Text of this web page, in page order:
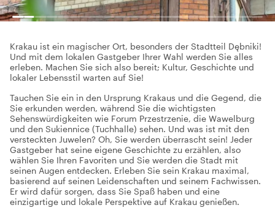
Krakau ist ein magischer Ort, besonders der Stadtteil Dębniki!
Und mit dem lokalen Gastgeber Ihrer Wahl werden Sie alles
erleben. Machen Sie sich also bereit; Kultur, Geschichte und
lokaler Lebensstil warten auf Sie!
Tauchen Sie ein in den Ursprung Krakaus und die Gegend, die
Sie erkunden werden, während Sie die wichtigsten
Sehenswürdigkeiten wie Forum Przestrzenie, die Wawelburg
und den Sukiennice (Tuchhalle) sehen. Und was ist mit den
versteckten Juwelen? Oh, Sie werden überrascht sein! Jeder
Gastgeber hat seine eigene Geschichte zu erzählen, also
wählen Sie Ihren Favoriten und Sie werden die Stadt mit
seinen Augen entdecken. Erleben Sie sein Krakau maximal,
basierend auf seinen Leidenschaften und seinem Fachwissen.
Er wird dafür sorgen, dass Sie Spaß haben und eine
einzigartige und lokale Perspektive auf Krakau genießen.